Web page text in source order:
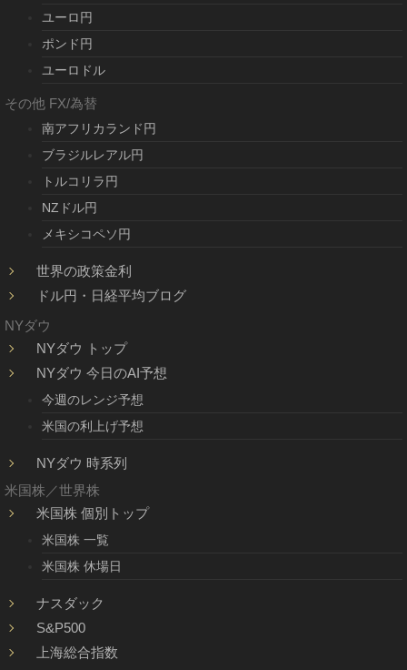
ユーロ円
ポンド円
ユーロドル
その他 FX/為替
南アフリカランド円
ブラジルレアル円
トルコリラ円
NZドル円
メキシコペソ円
世界の政策金利
ドル円・日経平均ブログ
NYダウ
NYダウ トップ
NYダウ 今日のAI予想
今週のレンジ予想
米国の利上げ予想
NYダウ 時系列
米国株／世界株
米国株 個別トップ
米国株 一覧
米国株 休場日
ナスダック
S&P500
上海総合指数